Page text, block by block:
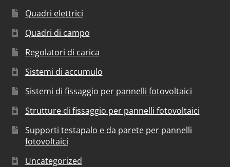
Quadri elettrici
Quadri di campo
Regolatori di carica
Sistemi di accumulo
Sistemi di fissaggio per pannelli fotovoltaici
Strutture di fissaggio per pannelli fotovoltaici
Supporti testapalo e da parete per pannelli
fotovoltaici
Uncategorized